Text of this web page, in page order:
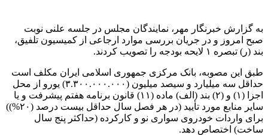
به گزارش خبرنگار مهر، نمایندگان مجلس در جلسه علنی نوبت
صبح امروز و در جریان بررسی موارد ارجاعی از کمیسیون تلفیق،
بند (ر) تبصره ۱ لایحه بودجه را تصویب کردند.
طبق این مصوبه، بانک مرکزی جمهوری اسلامی ایران مکلف است
حداقل سه میلیارد و سیصد میلیون (۳.۳۰۰.۰۰۰.۰۰۰) یورو از محل
اجزا (۱) و (۲) بند (الف) ماده (۱۱) قانون برنامه هفتم پیشرفت و یا
سایر منابع مورد تأیید (در هر فصل سال حداقل بیست درصد (۲۰%))
برای واردات خودروی سواری نو و کارکرده (حداکثر پنج سال
ساخت) اختصاص دهد.